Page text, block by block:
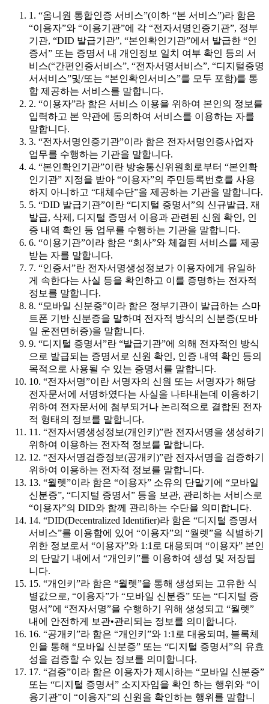
1. “옴니원 통합인증 서비스”(이하 “본 서비스”)라 함은
“이용자”와 “이용기관”에 각 “전자서명인증기관”, 정부
기관, “DID 발급기관”, “본인확인기관”에서 발급한 “인
증서” 또는 증명서 내 개인정보 일치 여부 확인 등의 서
비스(“간편인증서비스”, “전자서명서비스”, “디지털증명
서서비스”및/또는 “본인확인서비스”를 모두 포함)를 통
합 제공하는 서비스를 말합니다.
2. “이용자”라 함은 서비스 이용을 위하여 본인의 정보를
입력하고 본 약관에 동의하여 서비스를 이용하는 자를
말합니다.
3. “전자서명인증기관”이라 함은 전자서명인증사업자
업무를 수행하는 기관을 말합니다.
4. “본인확인기관”이란 방송통신위원회로부터 “본인확
인기관” 지정을 받아 “이용자”의 주민등록번호를 사용
하지 아니하고 “대체수단”을 제공하는 기관을 말합니다.
5. “DID 발급기관”이란 “디지털 증명서”의 신규발급, 재
발급, 삭제, 디지털 증명서 이용과 관련된 신원 확인, 인
증 내역 확인 등 업무를 수행하는 기관을 말합니다.
6. “이용기관”이라 함은 “회사”와 체결된 서비스를 제공
받는 자를 말합니다.
7. “인증서”란 전자서명생성정보가 이용자에게 유일하
게 속한다는 사실 등을 확인하고 이를 증명하는 전자적
정보를 말합니다.
8. “모바일 신분증”이라 함은 정부기관이 발급하는 스마
트폰 기반 신분증을 말하며 전자적 방식의 신분증(모바
일 운전면허증)을 말합니다.
9. “디지털 증명서”란 “발급기관”에 의해 전자적인 방식
으로 발급되는 증명서로 신원 확인, 인증 내역 확인 등의
목적으로 사용될 수 있는 증명서를 말합니다.
10. “전자서명”이란 서명자의 신원 또는 서명자가 해당
전자문서에 서명하였다는 사실을 나타내는데 이용하기
위하여 전자문서에 첨부되거나 논리적으로 결합된 전자
적 형태의 정보를 말합니다.
11. “전자서명생성정보(개인키)”란 전자서명을 생성하기
위하여 이용하는 전자적 정보를 말합니다.
12. “전자서명검증정보(공개키)”란 전자서명을 검증하기
위하여 이용하는 전자적 정보를 말합니다.
13. “월렛”이라 함은 “이용자” 소유의 단말기에 “모바일
신분증”, “디지털 증명서” 등을 보관, 관리하는 서비스로
“이용자”의 DID와 함께 관리하는 수단을 의미합니다.
14. “DID(Decentralized Identifier)라 함은 “디지털 증명서
서비스”를 이용함에 있어 “이용자”의 “월렛”을 식별하기
위한 정보로서 “이용자”와 1:1로 대응되며 “이용자” 본인
의 단말기 내에서 “개인키”를 이용하여 생성 및 저장됩
니다.
15. “개인키”라 함은 “월렛”을 통해 생성되는 고유한 식
별값으로, “이용자”가 “모바일 신분증” 또는 “디지털 증
명서”에 “전자서명”을 수행하기 위해 생성되고 “월렛”
내에 안전하게 보관•관리되는 정보를 의미합니다.
16. “공개키”라 함은 “개인키”와 1:1로 대응되며, 블록체
인을 통해 “모바일 신분증” 또는 “디지털 증명서”의 유효
성을 검증할 수 있는 정보를 의미합니다.
17. “검증”이라 함은 이용자가 제시하는 “모바일 신분증”
또는 “디지털 증명서” 소지자임을 확인 하는 행위와 “이
용기관”이 “이용자”의 신원을 확인하는 행위를 말합니